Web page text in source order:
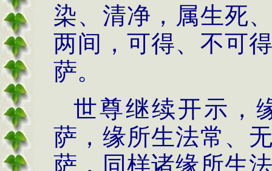
染、清净，属生死
两间，可得、不可
萨。
世尊继续开示，
萨，缘所生法常、
萨，同样诸缘所生